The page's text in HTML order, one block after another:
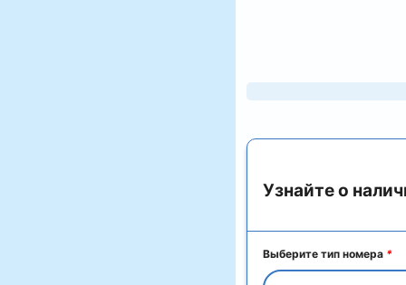
Узнайте о
Выберите тип номера *